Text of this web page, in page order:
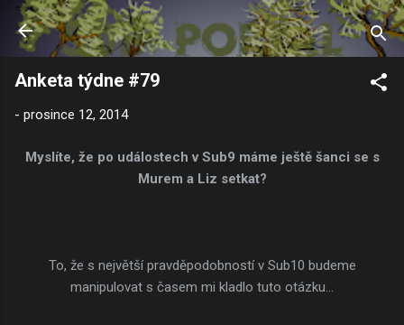
Přeskočit na hlavní obsah
Anketa týdne #79
- prosince 12, 2014
Myslíte, že po událostech v Sub9 máme ještě šanci se s
Murem a Liz setkat?
To, že s největší pravděpodobností v Sub10 budeme
manipulovat s časem mi kladlo tuto otázku...